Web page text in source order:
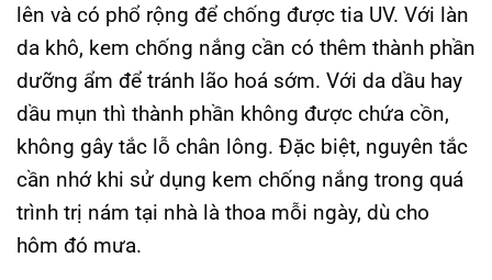
lên và có phổ rộng để chống được tia UV. Với làn
da khô, kem chống nắng cần có thêm thành phần
dưỡng ẩm để tránh lão hoá sớm. Với da dầu hay
dầu mụn thì thành phần không được chứa cồn,
không gây tắc lỗ chân lông. Đặc biệt, nguyên tắc
cần nhớ khi sử dụng kem chống nắng trong quá
trình trị nám tại nhà là thoa mỗi ngày, dù cho
hôm đó mưa.